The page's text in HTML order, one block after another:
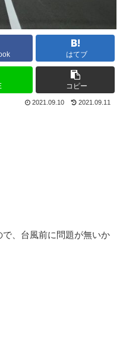
はてブ
コピー
2021.09.10 2021.09.11
、台風前に問題が無いか